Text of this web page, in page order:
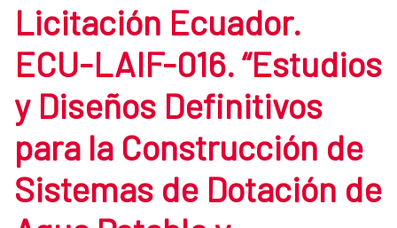
Licitación Ecuador.
ECU-LAIF-016. “Estudios
y Diseños Definitivos
para la Construcción de
Sistemas de Dotación de